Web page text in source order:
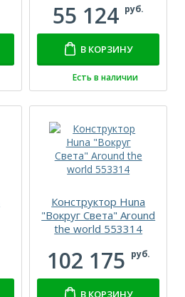
55 124 руб.
В КОРЗИНУ
Есть в наличии
Конструктор Huna
"Вокруг Света" Around
the world 553314
102 175 руб.
В КОРЗИНУ